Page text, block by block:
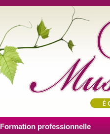
Formation professionnelle